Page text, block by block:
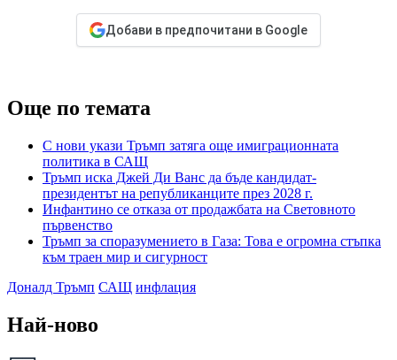
Добави в предпочитани в Google
Още по темата
С нови укази Тръмп затяга още имиграционната
политика в САЩ
Тръмп иска Джей Ди Ванс да бъде кандидат-
президентът на републиканците през 2028 г.
Инфантино се отказа от продажбата на Световното
първенство
Тръмп за споразумението в Газа: Това е огромна стъпка
към траен мир и сигурност
Доналд Тръмп САЩ инфлация
Най-ново